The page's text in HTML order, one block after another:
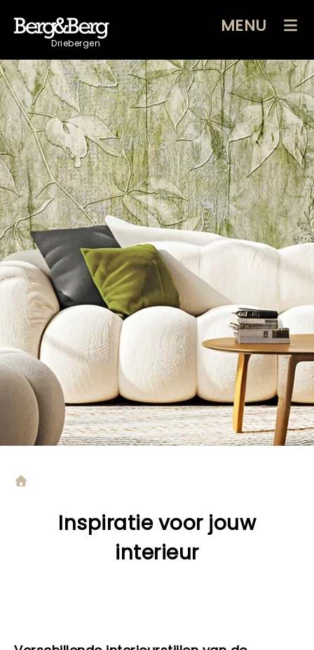
Driebergen
MENU
Inspiratie voor jouw
interieur